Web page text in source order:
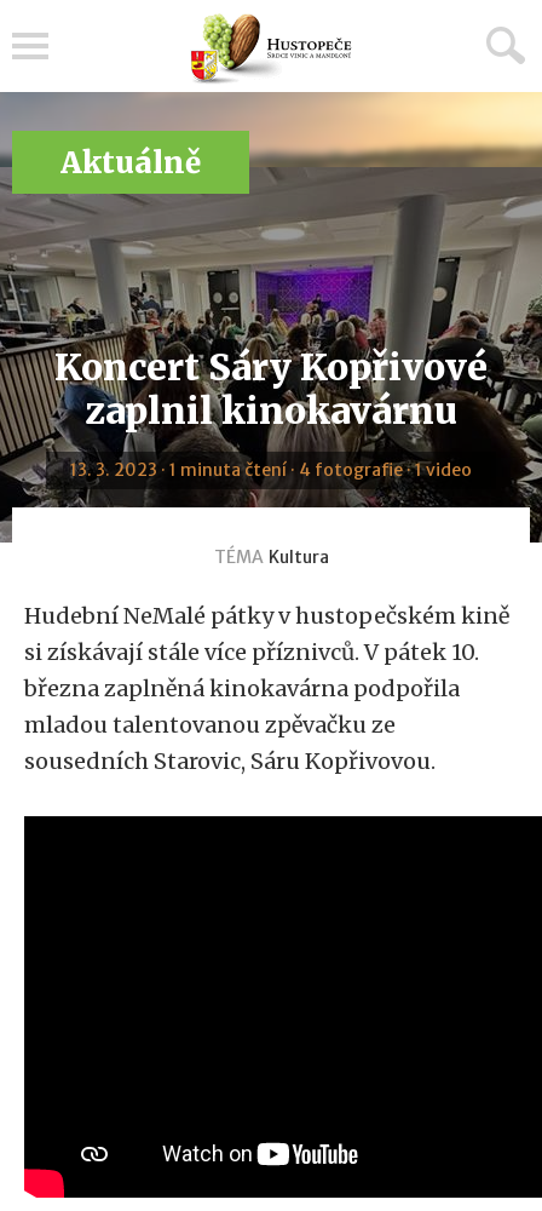
Aktuálně
Koncert Sáry Kopřivové
zaplnil kinokavárnu
13. 3. 2023 · 1 minuta čtení · 4 fotografie · 1 video
TÉMA Kultura
Hudební NeMalé pátky v hustopečském kině
si získávají stále více příznivců. V pátek 10.
března zaplněná kinokavárna podpořila
mladou talentovanou zpěvačku ze
sousedních Starovic, Sáru Kopřivovou.